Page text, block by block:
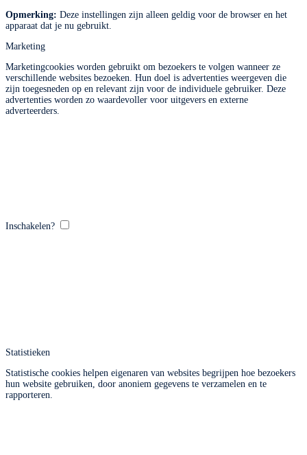
Opmerking: Deze instellingen zijn alleen geldig voor de browser en het
apparaat dat je nu gebruikt.
Marketing
Marketingcookies worden gebruikt om bezoekers te volgen wanneer ze
verschillende websites bezoeken. Hun doel is advertenties weergeven die
zijn toegesneden op en relevant zijn voor de individuele gebruiker. Deze
advertenties worden zo waardevoller voor uitgevers en externe
adverteerders.
Inschakelen?
Statistieken
Statistische cookies helpen eigenaren van websites begrijpen hoe bezoekers
hun website gebruiken, door anoniem gegevens te verzamelen en te
rapporteren.